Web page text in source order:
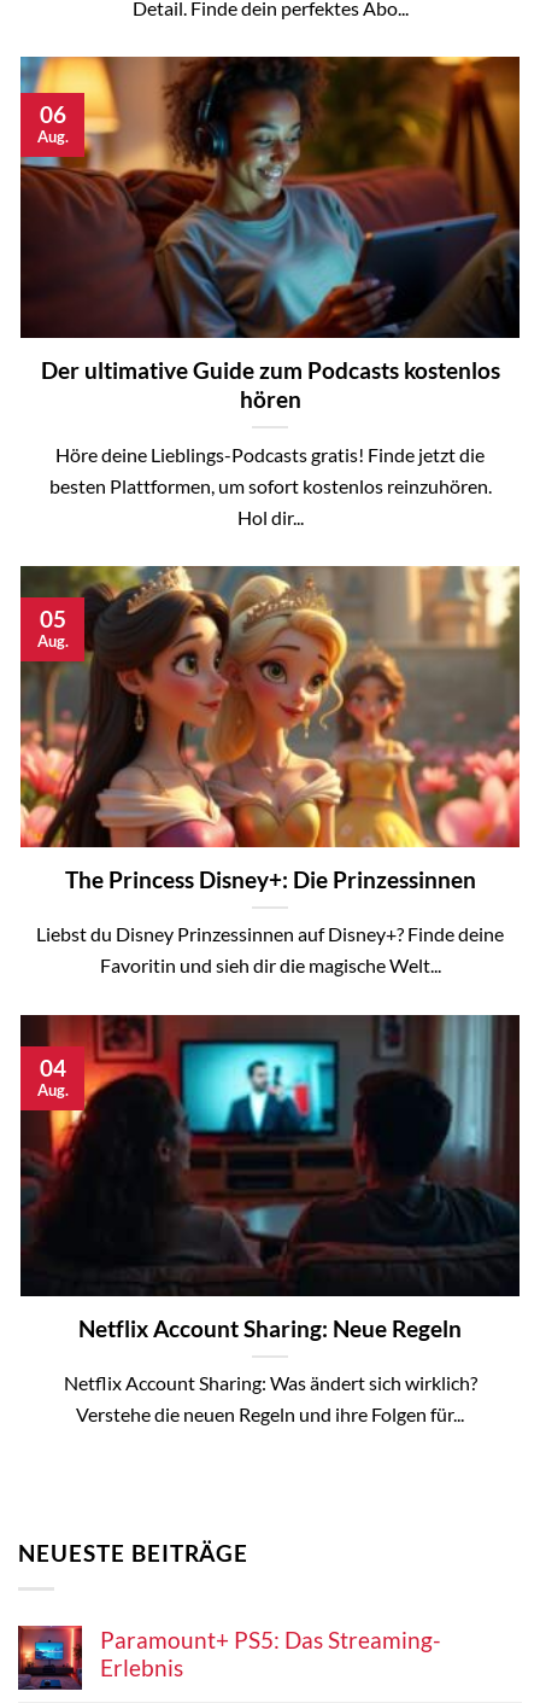
Detail. Finde dein perfektes Abo...
Der ultimative Guide zum Podcasts kostenlos
hören
Höre deine Lieblings-Podcasts gratis! Finde jetzt die
besten Plattformen, um sofort kostenlos reinzuhören.
Hol dir...
06
Aug.
The Princess Disney+: Die Prinzessinnen
Liebst du Disney Prinzessinnen auf Disney+? Finde deine
Favoritin und sieh dir die magische Welt...
05
Aug.
Netflix Account Sharing: Neue Regeln
Netflix Account Sharing: Was ändert sich wirklich?
Verstehe die neuen Regeln und ihre Folgen für...
04
Aug.
NEUESTE BEITRÄGE
Paramount+ PS5: Das Streaming-
Erlebnis